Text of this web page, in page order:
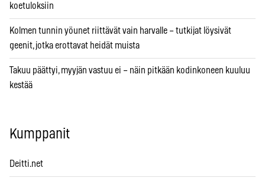
koetuloksiin
Kolmen tunnin yöunet riittävät vain harvalle – tutkijat löysivät
geenit, jotka erottavat heidät muista
Takuu päättyi, myyjän vastuu ei – näin pitkään kodinkoneen kuuluu
kestää
Kumppanit
Deitti.net